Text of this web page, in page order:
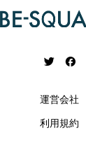
運営会社
利用規約